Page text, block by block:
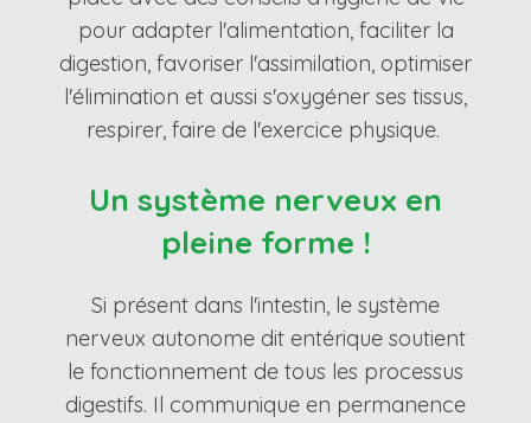
pour adapter l'alimentation, faciliter la
digestion, favoriser l'assimilation, optimiser
l'élimination et aussi s'oxygéner ses tissus,
respirer, faire de l'exercice physique.
Un système nerveux en
pleine forme !
Si présent dans l'intestin, le système
nerveux autonome dit entérique soutient
le fonctionnement de tous les processus
digestifs. Il communique en permanence